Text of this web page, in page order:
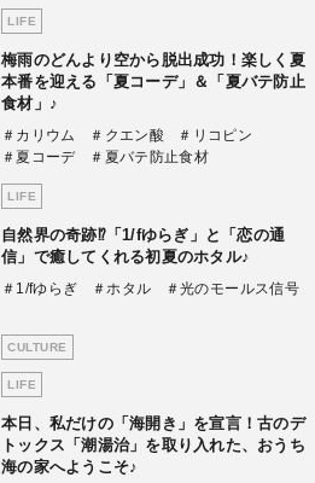
LIFE
梅雨のどんより空から脱出成功！楽しく夏
本番を迎える「夏コーデ」＆「夏バテ防止
食材」♪
＃カリウム ＃クエン酸
＃リコピン
＃夏コーデ
＃夏バテ防止食材
LIFE
自然界の奇跡⁉「1/fゆらぎ」と「恋の通
信」で癒してくれる初夏のホタル♪
＃1/fゆらぎ ＃ホタル ＃光のモールス信号
CULTURE
LIFE
本日、私だけの「海開き」を宣言！古のデ
トックス「潮湯治」を取り入れた、おうち
海の家へようこそ♪